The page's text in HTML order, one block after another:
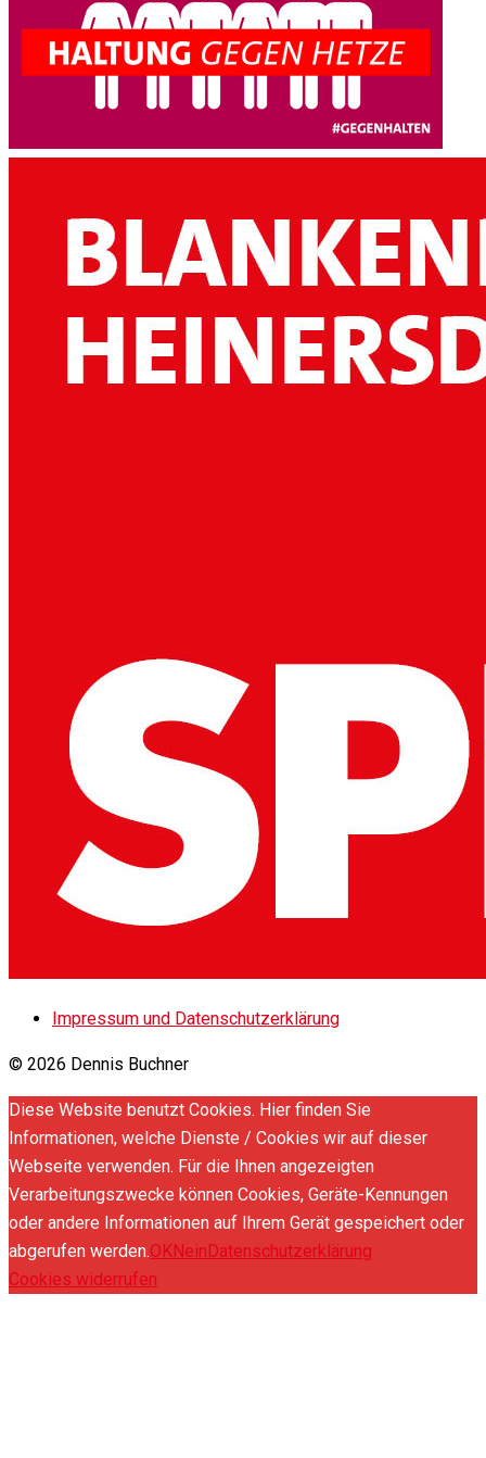
Impressum und Datenschutzerklärung
© 2026 Dennis Buchner
Diese Website benutzt Cookies. Hier finden Sie
Informationen, welche Dienste / Cookies wir auf dieser
Webseite verwenden. Für die Ihnen angezeigten
Verarbeitungszwecke können Cookies, Geräte-Kennungen
oder andere Informationen auf Ihrem Gerät gespeichert oder
abgerufen werden.OKNeinDatenschutzerklärung
Cookies widerrufen